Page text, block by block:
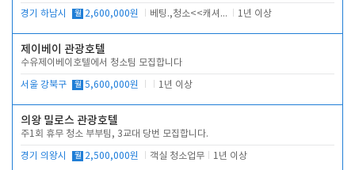
경기 하남시 월 2,600,000원 베팅.,청소<<캐셔 모셔봅니다. 1년 이상
제이베이 관광호텔
수유제이베이호텔에서 청소팀 모집합니다
서울 강북구 월 5,600,000원 1년 이상
의왕 밀로스 관광호텔
주1회 휴무 청소 부부팀, 3교대 당번 모집합니다.
경기 의왕시 월 2,500,000원 객실 청소업무 1년 이상